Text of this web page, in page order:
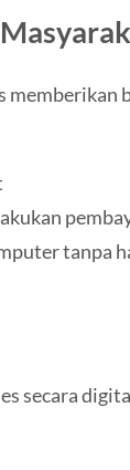
tanpa
secara